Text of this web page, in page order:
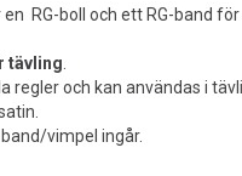
en RG-boll och ett RG-band
tävling
regler och kan användas i
vimpel ingår.